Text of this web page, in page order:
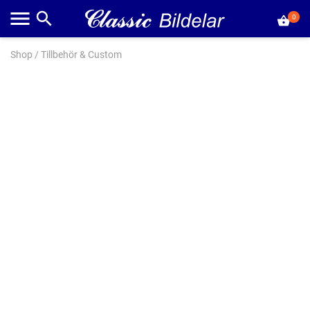
0
Shop / Tillbehör & Custom